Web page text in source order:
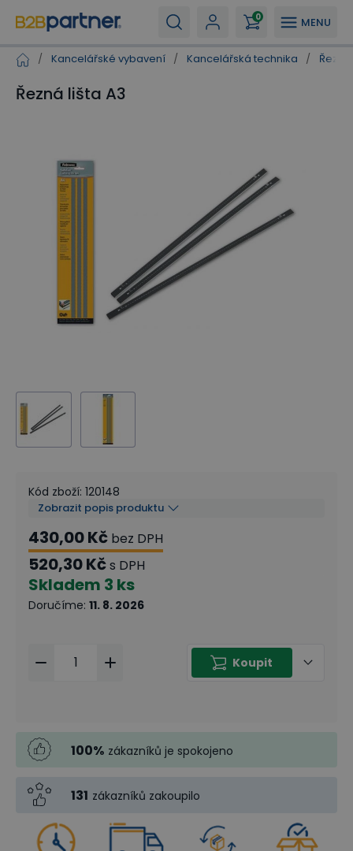
MENU
0
/ Kancelářské vybavení / Kancelářská technika /
Řezná lišta A3
Kód zboží: 120148
Zobrazit popis produktu
430,00 Kč bez DPH
520,30 Kčs DPH
Skladem 3 ks
Doručíme: 11. 8. 2026
Koupit
100% zákazníků je spokojeno
131 zákazníků zakoupilo